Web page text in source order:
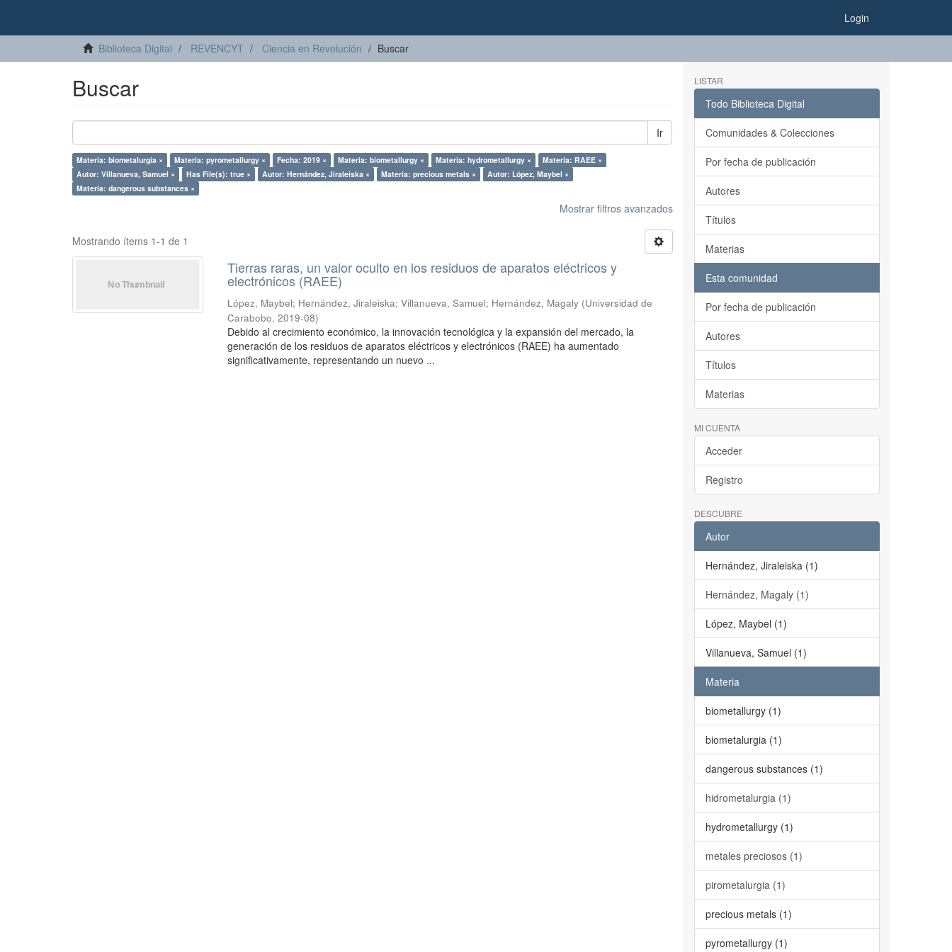
Login
Biblioteca Digital REVENCYT Ciencia en Revolución Buscar
Buscar
Ir
Materia: biometalurgia × Materia: pyrometallurgy × Fecha: 2019 × Materia: biometallurgy × Materia: hydrometallurgy ×
Materia: RAEE ×
Autor: Villanueva, Samuel ×
Has File(s): true × Autor: Hernández, Jiraleiska × Materia: precious metals ×
Autor: López, Maybel ×
Materia: dangerous substances ×
Mostrar filtros avanzados
Mostrando ítems 1-1 de 1
Tierras raras, un valor oculto en los residuos de aparatos eléctricos y
electrónicos (RAEE)
López, Maybel; Hernández, Jiraleiska;Villanueva, Samuel; Hernández, Magaly (Universidad de
Carabobo,2019-08)
Debido al crecimiento económico, la innovación tecnológica y la expansión del mercado, la
generación de los residuos de aparatos eléctricos y electrónicos (RAEE) ha aumentado
significativamente, representando un nuevo ...
LISTAR
Todo Biblioteca Digital
Comunidades & Colecciones
Por fecha de publicación
Autores
Títulos
Materias
Esta comunidad
Por fecha de publicación
Autores
Títulos
Materias
MI CUENTA
Acceder
Registro
DESCUBRE
Autor
Hernández, Jiraleiska (1)
Hernández, Magaly (1)
López, Maybel (1)
Villanueva, Samuel (1)
Materia
biometallurgy (1)
biometalurgia (1)
dangerous substances (1)
hidrometalurgia (1)
hydrometallurgy (1)
metales preciosos (1)
pirometalurgia (1)
precious metals (1)
pyrometallurgy (1)